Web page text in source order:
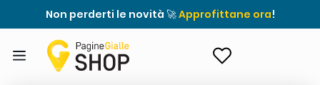
Non perderti le novità 🚀Approfittane ora!